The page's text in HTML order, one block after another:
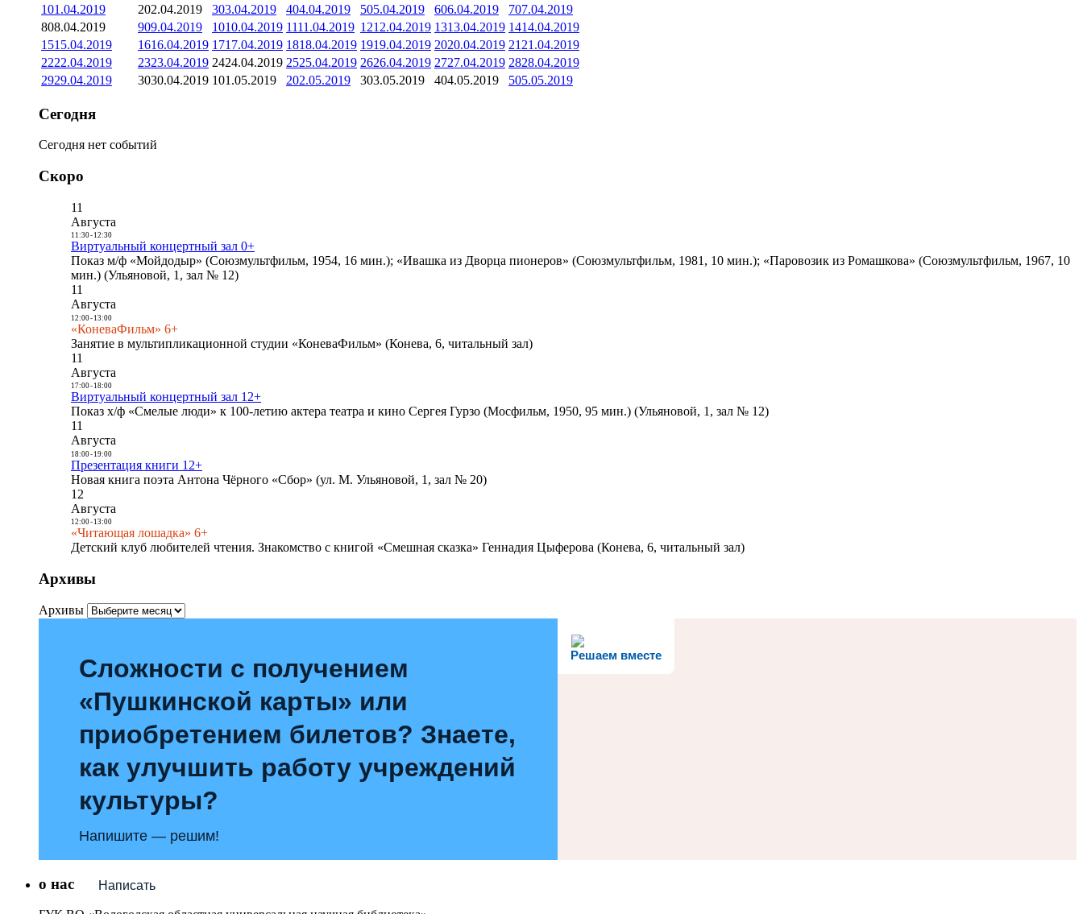
101.04.2019 202.04.2019 303.04.2019 404.04.2019 505.04.2019 606.04.2019 707.04.2019
808.04.2019 909.04.2019 1010.04.2019 1111.04.2019 1212.04.2019 1313.04.2019 1414.04.2019
1515.04.2019 1616.04.2019 1717.04.2019 1818.04.2019 1919.04.2019 2020.04.2019 21 21.04.2019
2222.04.2019 2323.04.2019 2424.04.2019 2525.04.2019 2626.04.2019 2727.04.2019 2828.04.2019
2929.04.2019 3030.04.2019 101.05.2019 202.05.2019 303.05.2019 404.05.2019 505.05.2019
Сегодня
Сегодня нет событий
Скоро
11
Августа
11:30- 12:30
Виртуальный концертный зал 0+
Показ м/ф «Мойдодыр» (Союзмультфильм, 1954, 16 мин.); «Ивашка из Дворца пионеров» (Союзмультфильм, 1981, 10 мин.); «Паровозик из Ромашкова» (Союзмультфильм, 1967, 10
мин.) (Ульяновой, 1, зал № 12)
11
Августа
12:00- 13:00
«КоневаФильм» 6+
Занятие в мультипликационной студии «КоневаФильм» (Конева, 6, читальный зал)
11
Августа
17:00- 18:00
Виртуальный концертный зал 12+
Показ х/ф «Смелые люди» к 100-летию актера театра и кино Сергея Гурзо (Мосфильм, 1950, 95 мин.) (Ульяновой, 1, зал № 12)
11
Августа
18:00- 19:00
Презентация книги 12+
Новая книга поэта Антона Чёрного «Сбор» (ул. М. Ульяновой, 1, зал № 20)
12
Августа
12:00- 13:00
«Читающая лошадка» 6+
Детский клуб любителей чтения. Знакомство с книгой «Смешная сказка» Геннадия Цыферова (Конева, 6, читальный зал)
Архивы
Архивы
Решаем вместе
Сложности с получением
«Пушкинской карты» или
приобретением билетов? Знаете,
как улучшить работу учреждений
культуры?
Напишите — решим!
Написать
о нас